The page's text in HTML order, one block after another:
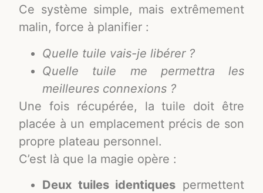
Ce système simple, mais extrêmement
malin, force à planifier :
Quelle tuile vais-je libérer ?
Quelle tuile me permettra les
meilleures connexions ?
Une fois récupérée, la tuile doit être
placée à un emplacement précis de son
propre plateau personnel.
C’est là que la magie opère :
Deux tuiles identiques permettent